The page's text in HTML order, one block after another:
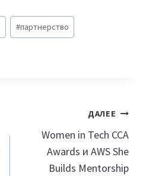
#партнерство
ДАЛЕЕ
Women in Tech CCA
Awards и AWS She
Builds Mentorship